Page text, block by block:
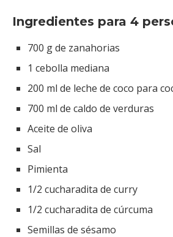
Ingredientes para 4
700 g de zanahorias
1 cebolla mediana
200 ml de leche de coco para
700 ml de caldo de verduras
Aceite de oliva
Sal
Pimienta
1/2 cucharadita de curry
1/2 cucharadita de cúrcuma
Semillas de sésamo